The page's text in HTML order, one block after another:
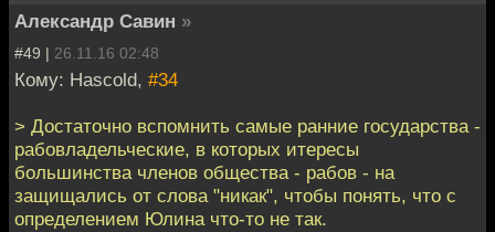
Александр Савин »
#49 | 26.11.16 02:48
Кому: Hascold, #34
> Достаточно вспомнить самые ранние государства -
рабовладельческие, в которых итересы
большинства членов общества - рабов - на
защищались от слова "никак", чтобы понять, что с
определением Юлина что-то не так.